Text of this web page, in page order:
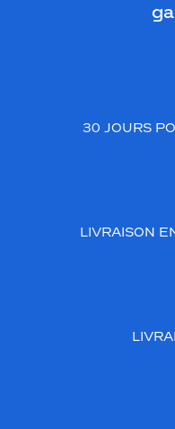
30 JOURS
LIVRAISON